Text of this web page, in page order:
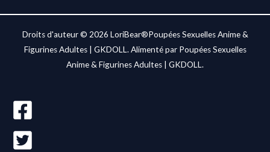
Droits d'auteur © 2026 LoriBear®Poupées Sexuelles Anime &
Figurines Adultes | GKDOLL. Alimenté par Poupées Sexuelles
Anime & Figurines Adultes | GKDOLL.